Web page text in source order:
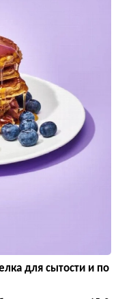
для сытости и по